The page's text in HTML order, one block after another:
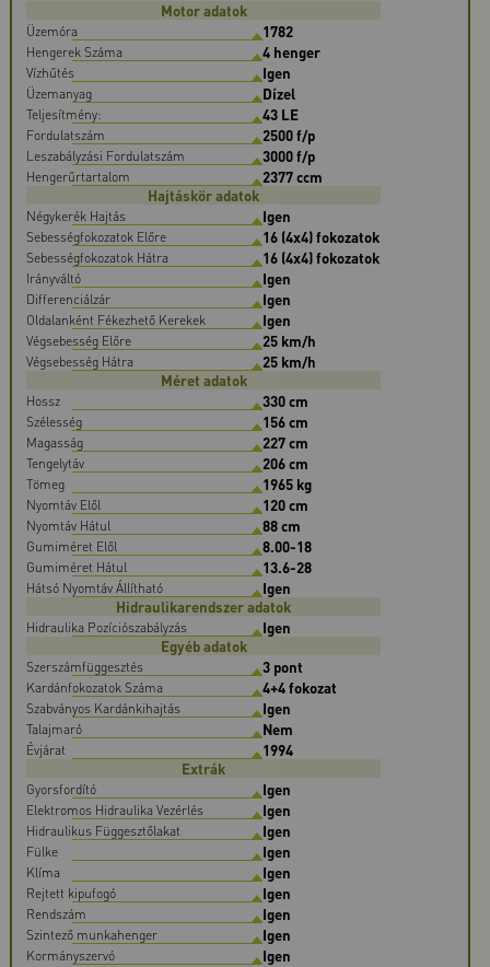
Motor adatok
Üzemóra 1782
Hengerek Száma 4 henger
Vízhűtés Igen
Üzemanyag Dízel
Teljesítmény: 43 LE
Fordulatszám 2500 f/p
Leszabályzási Fordulatszám 3000 f/p
Hengerűrtartalom
2377 ccm
Hajtáskör adatok
Négykerék Hajtás Igen
Sebességfokozatok Előre 16 (4x4) fokozatok
Sebességfokozatok Hátra 16 (4x4) fokozatok
Irányváltó Igen
Differenciálzár Igen
Oldalanként Fékezhető Kerekek Igen
Végsebesség Előre 25 km/h
Végsebesség Hátra
25 km/h
Méret adatok
Hossz 330 cm
Szélesség 156 cm
Magasság 227 cm
Tengelytáv 206 cm
Tömeg 1965 kg
Nyomtáv Elől 120 cm
Nyomtáv Hátul 88 cm
Gumiméret Elől 8.00-18
Gumiméret Hátul 13.6-28
Hátsó Nyomtáv Állítható
Igen
Hidraulikarendszer adatok
Hidraulika Pozíciószabályzás
Igen
Egyéb adatok
Szerszámfüggesztés 3 pont
Kardánfokozatok Száma 4+4 fokozat
Szabványos Kardánkihajtás Igen
Talajmaró Nem
Évjárat
1994
Extrák
Gyorsfordító Igen
Elektromos Hidraulika Vezérlés Igen
Hidraulikus Függesztőlakat Igen
Fülke Igen
Klíma Igen
Rejtett kipufogó Igen
Rendszám Igen
Szintező munkahenger Igen
Kormányszervó Igen